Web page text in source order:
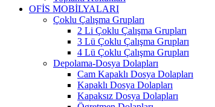
OFİS MOBİLYALARI
Çoklu Çalışma Grupları
2 Li Çoklu Çalışma Grupları
3 Lü Çoklu Çalışma Grupları
4 Lü Çoklu Çalışma Grupları
Depolama-Dosya Dolapları
Cam Kapaklı Dosya Dolapları
Kapaklı Dosya Dolapları
Kapaksız Dosya Dolapları